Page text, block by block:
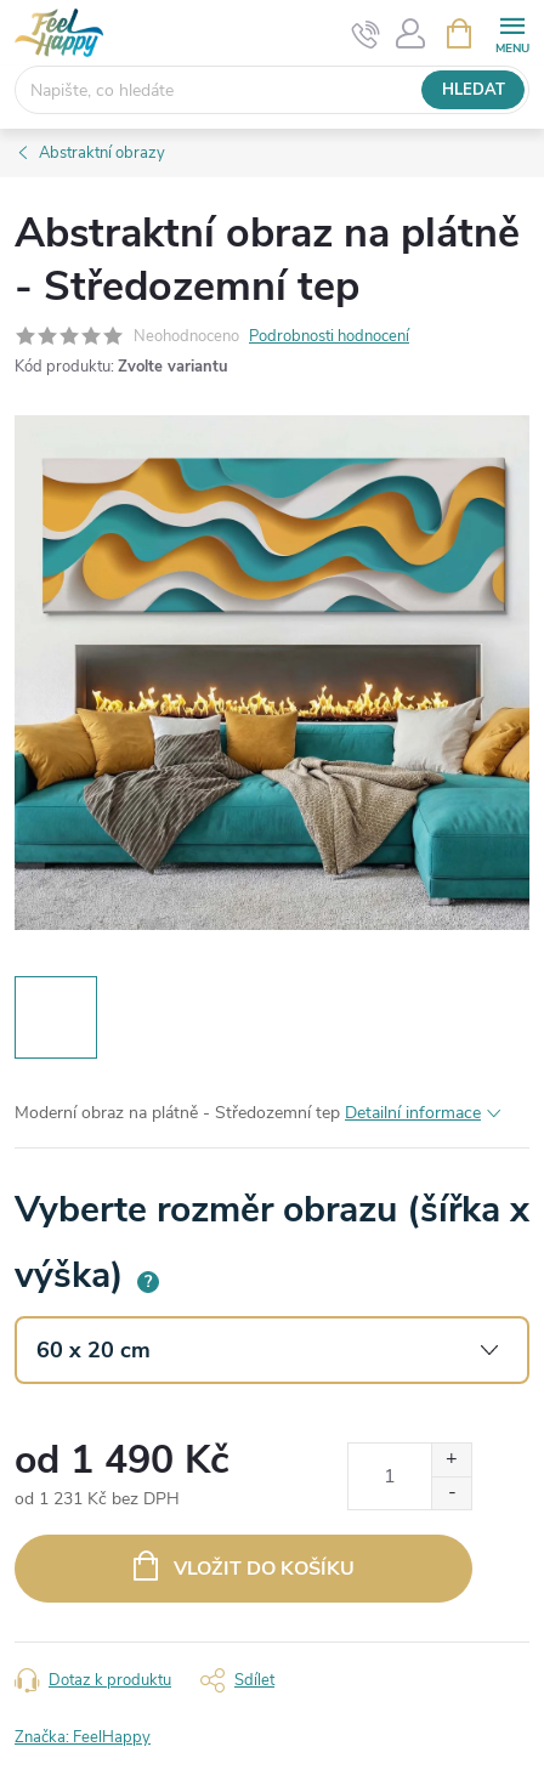
Přejít
na
obsah
HLEDAT
NÁKUPNÍ
KOŠÍK
Abstraktní obrazy
Abstraktní obraz na plátně
- Středozemní tep
Neohodnoceno Podrobnosti hodnocení
Kód produktu: Zvolte variantu
Moderní obraz na plátně - Středozemní tep Detailní informace
Vyberte rozměr obrazu (šířka x
výška)
?
od 1 490 Kč
od 1 231 Kč bez DPH
cena:
VLOŽIT DO KOŠÍKU
Dotaz k produktu Sdílet
Značka: FeelHappy